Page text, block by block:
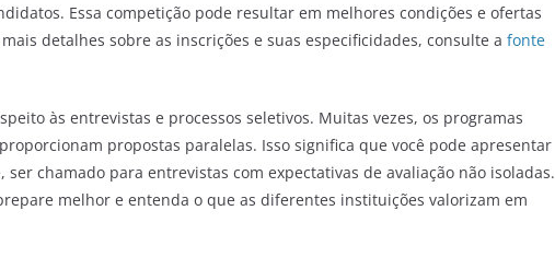
Essa competição pode resultar em melhores condições e ofertas
detalhes sobre as inscrições e suas especificidades, consulte a fonte
às entrevistas e processos seletivos. Muitas vezes, os programas
propostas paralelas. Isso significa que você pode apresentar
chamado para entrevistas com expectativas de avaliação não isoladas.
melhor e entenda o que as diferentes instituições valorizam em